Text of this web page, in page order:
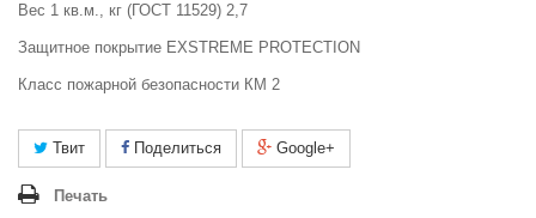
Вес 1 кв.м., кг (ГОСТ 11529) 2,7
Защитное покрытие EXSTREME PROTECTION
Класс пожарной безопасности КМ 2
Твит Поделиться Google+
Печать